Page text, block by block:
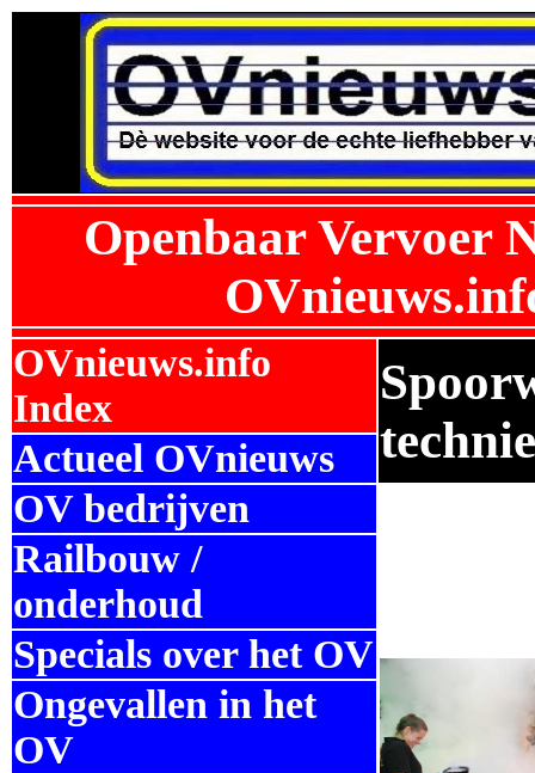
Openbaar Vervoer
OVnieuws.info
Index
Actueel OVnieuws
OV bedrijven
Railbouw /
onderhoud
Specials over het OV
Ongevallen in het
OV